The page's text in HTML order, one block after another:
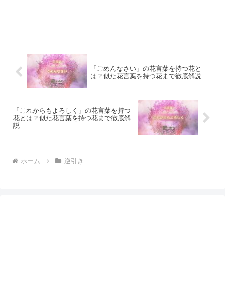
「ごめんなさい」の花言葉を持つ花と
は？似た花言葉を持つ花まで徹底解説
「これからもよろしく」の花言葉を持つ
花とは？似た花言葉を持つ花まで徹底解
説
ホーム 逆引き